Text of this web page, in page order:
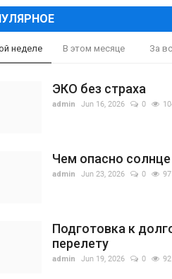
неделе В этом месяце За
ЭКО без страха
admin Jun 16, 2026 0
Чем опасно солнце
admin Jun 23, 2026 0 97
Подготовка к
перелету
admin Jun 19, 2026 0 92